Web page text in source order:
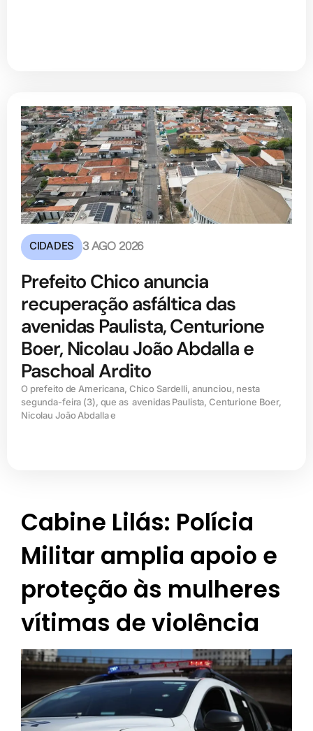
CIDADES 3 AGO 2026
Prefeito Chico anuncia
recuperação asfáltica das
avenidas Paulista, Centurione
Boer, Nicolau João Abdalla e
Paschoal Ardito
O prefeito de Americana, Chico Sardelli, anunciou, nesta
segunda-feira (3), que as avenidas Paulista, Centurione Boer,
Nicolau João Abdalla e
Cabine Lilás: Polícia
Militar amplia apoio e
proteção às mulheres
vítimas de violência